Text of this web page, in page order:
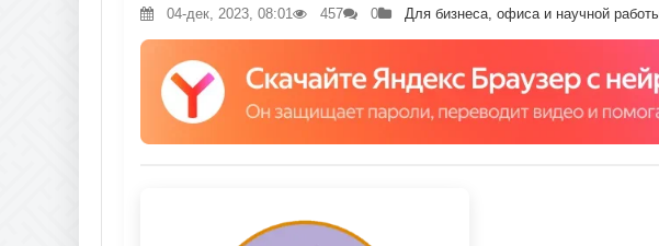
04-дек, 2023, 08:01 457 0 Для бизнеса, офиса и научной